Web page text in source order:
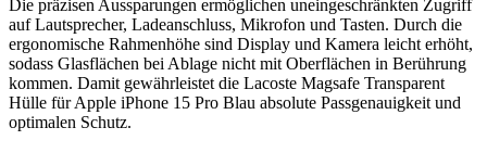
Die präzisen Aussparungen ermöglichen uneingeschränkten Zugriff
auf Lautsprecher, Ladeanschluss, Mikrofon und Tasten. Durch die
ergonomische Rahmenhöhe sind Display und Kamera leicht erhöht,
sodass Glasflächen bei Ablage nicht mit Oberflächen in Berührung
kommen. Damit gewährleistet die Lacoste Magsafe Transparent
Hülle für Apple iPhone 15 Pro Blau absolute Passgenauigkeit und
optimalen Schutz.